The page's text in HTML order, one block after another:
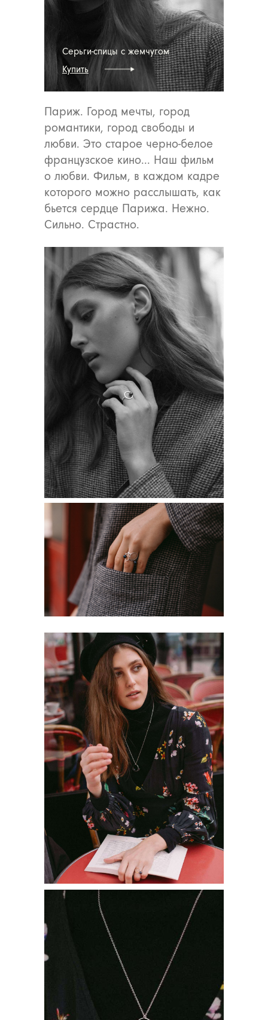
Париж. Город мечты, город
романтики, город свободы и
любви. Это старое черно-белое
французское кино... Наш фильм
о любви. Фильм, в каждом кадре
которого можно расслышать, как
бьется сердце Парижа. Нежно.
Сильно. Страстно.
Серьги-спицы с жемчугом
Купить